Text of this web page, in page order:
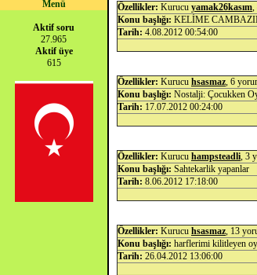
Menü
Aktif soru
27.965
Aktif üye
615
Özellikler: Kurucu yamak26kasım,
Konu başlığı: KELİME
Tarih: 4.08.2012 00:54:00
Özellikler: Kurucu hsasmaz, 6
Konu başlığı: Nostalji: Çocukken
Tarih: 17.07.2012 00:24:00
Özellikler: Kurucu hampsteadli, 3
Konu başlığı: Sahtekarlik yapanlar
Tarih: 8.06.2012 17:18:00
Özellikler: Kurucu hsasmaz, 13
Konu başlığı: harflerimi kilitleyen
Tarih: 26.04.2012 13:06:00